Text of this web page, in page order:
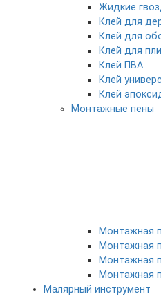
Жидкие
Клей для
Клей для
Клей для
Клей ПВА
Клей
Клей
Монтажные пены
Монтажная
Монтажная
Монтажная
Монтажная
Малярный инструмент